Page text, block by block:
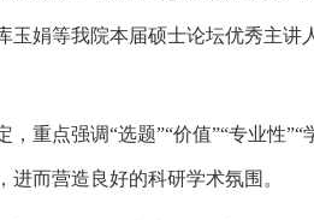
娟等我院本届硕士论坛优秀主
重点强调“选题”“价值”“专业性
而营造良好的科研学术氛围。